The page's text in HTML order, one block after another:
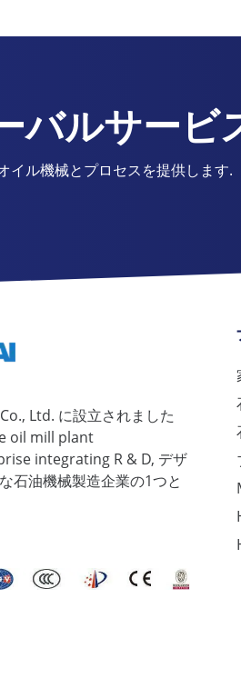
バルサービ
イル機械とプロセスを提供します.
Ltd. に設立されました
oil mill plant
integrating R & D, デザ
石油機械製造企業の1つと